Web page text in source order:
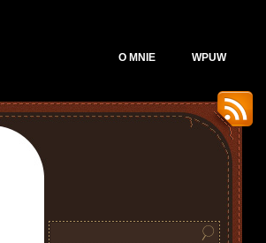
O MNIE WPUW